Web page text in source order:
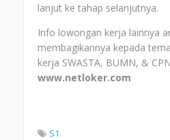
lanjut ke tahap selanjutnya.
Info lowongan kerja lainnya
membagikannya kepada
kerja SWASTA, BUMN, &
www.netloker.com
S1.